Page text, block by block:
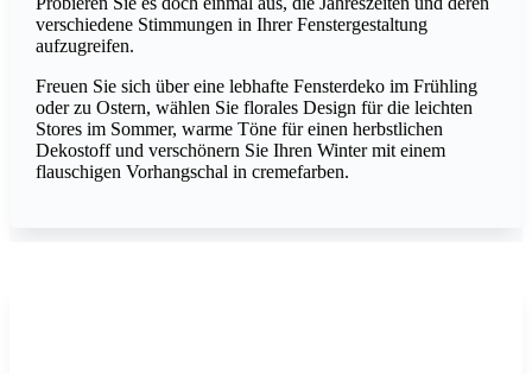
verschiedene Stimmungen in Ihrer Fenstergestaltung
aufzugreifen.
Freuen Sie sich über eine lebhafte Fensterdeko im Frühling
oder zu Ostern, wählen Sie florales Design für die leichten
Stores im Sommer, warme Töne für einen herbstlichen
Dekostoff und verschönern Sie Ihren Winter mit einem
flauschigen Vorhangschal in cremefarben.